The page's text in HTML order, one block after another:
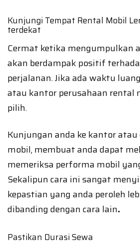
Kunjungi Tempat Rental Mobil
terdekat
Cermat ketika mengumpulkan
akan berdampak positif
perjalanan. Jika ada waktu
atau kantor perusahaan rental
pilih.
Kunjungan anda ke kantor
mobil, membuat anda dapat
memeriksa performa mobil
Sekalipun cara ini sangat
kepastian yang anda peroleh
dibanding dengan cara lain.
Pastikan Durasi Sewa